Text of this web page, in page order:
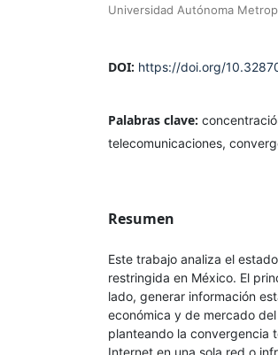
Universidad Autónoma
DOI: https://doi.org/
Palabras clave:
telecomunicaciones,
Resumen
Este trabajo analiza el
restringida en México. El
lado, generar información
económica y de mercado
planteando la convergencia
Internet en una sola red o